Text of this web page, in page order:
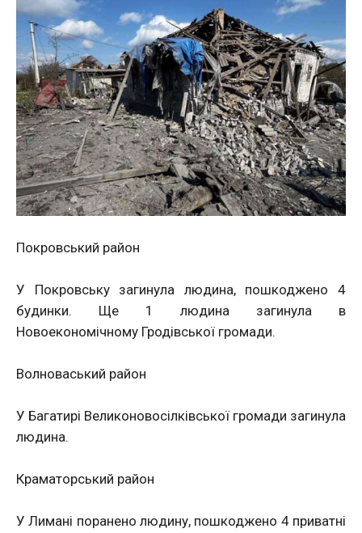
Покровський район
У Покровську загинула людина, пошкоджено 4
будинки. Ще 1 людина загинула в
Новоекономічному Гродівської громади.
Волноваський район
У Багатирі Великоновосілківської громади загинула
людина.
Краматорський район
У Лимані поранено людину, пошкоджено 4 приватні